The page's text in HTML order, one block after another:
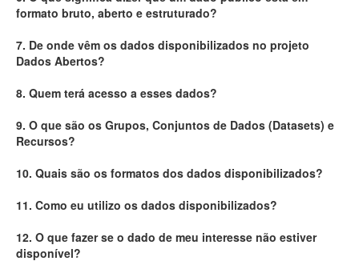
Perguntas frequentes
Contato
formato bruto, aberto e estruturado?
7. De onde vêm os dados disponibilizados no projeto
Dados Abertos?
8. Quem terá acesso a esses dados?
9. O que são os Grupos, Conjuntos de Dados (Datasets) e
Recursos?
10. Quais são os formatos dos dados disponibilizados?
11. Como eu utilizo os dados disponibilizados?
12. O que fazer se o dado de meu interesse não estiver
disponível?